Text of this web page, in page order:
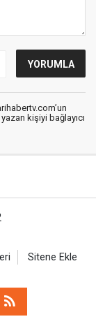
kişiyi bağlayıcı
Sitene Ekle